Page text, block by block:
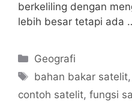
berkeliling dengan
lebih besar tetapi ada
Categories
Geografi
Tags
bahan bakar satelit,
contoh satelit, fungsi